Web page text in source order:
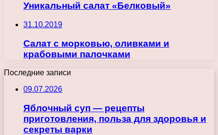
Уникальный салат «Белковый»
31.10.2019
Салат с морковью, оливками и
крабовыми палочками
Последние записи
09.07.2026
Яблочный суп — рецепты
приготовления, польза для здоровья и
секреты варки